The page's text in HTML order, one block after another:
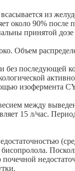
из
около 90%
принятой дозе
Объем
без
изофермента
между
15 л/час.